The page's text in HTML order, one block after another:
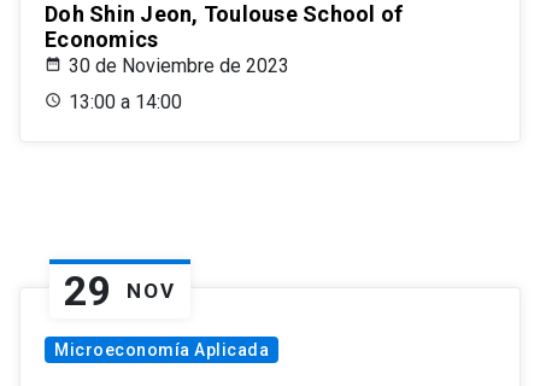
Doh Shin Jeon, Toulouse School of
Economics
30 de Noviembre de 2023
13:00 a 14:00
29 NOV
Microeconomía Aplicada